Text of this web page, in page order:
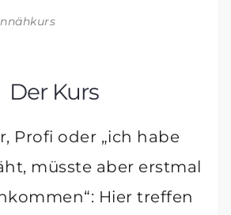
Der Kurs
Profi oder „ich habe
müsste aber erstmal
Hier treffen